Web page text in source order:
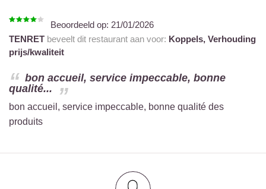
Beoordeeld op: 21/01/2026
TENRET beveelt dit restaurant aan voor: Koppels, Verhouding
prijs/kwaliteit
bon accueil, service impeccable, bonne
qualité...
bon accueil, service impeccable, bonne qualité des
produits